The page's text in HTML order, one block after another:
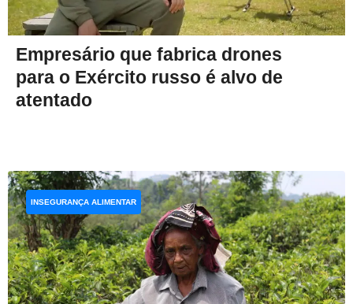
Empresário que fabrica drones
para o Exército russo é alvo de
atentado
INSEGURANÇA ALIMENTAR